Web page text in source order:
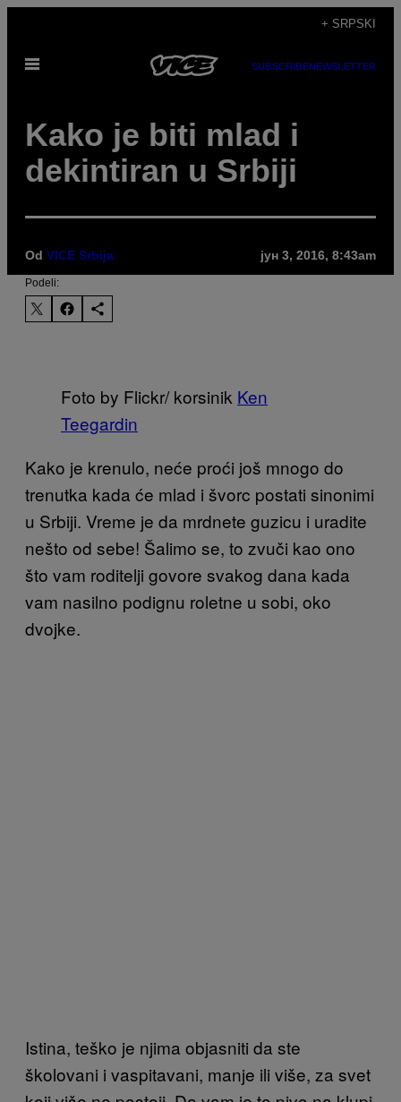
садржај
+ SRPSKI
Otvori
SUBSCRIBENEWSLETTER
Kako je biti mlad i
dekintiran u Srbiji
Od VICE Srbija јун 3, 2016, 8:43am
Podeli:
Foto by Flickr/ korsinik Ken
Teegardin
Kako je krenulo, neće proći još mnogo do
trenutka kada će mlad i švorc postati sinonimi
u Srbiji. Vreme je da mrdnete guzicu i uradite
nešto od sebe! Šalimo se, to zvuči kao ono
što vam roditelji govore svakog dana kada
vam nasilno podignu roletne u sobi, oko
dvojke.
Istina, teško je njima objasniti da ste
školovani i vaspitavani, manje ili više, za svet